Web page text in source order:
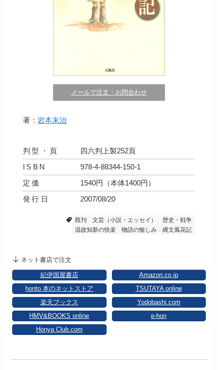
メールで注文・お問合わせ
著：岩本末治
判型・頁
四六判上製252頁
ISBN
978-4-88344-150-1
定価
1540円（本体1400円）
発行日
2007/08/20
既刊 文芸（小説・エッセイ）
歴史・戦争
温故知新の快楽
物語の愉しみ 縄文風花記
ネット書店で注文
紀伊国屋書店
Amazon.co.jp
honto 本のネットストア
TSUTAYA online
楽天ブックス
Yodobashi.com
HMV&BOOKS online
e-hon
Honya Club.com